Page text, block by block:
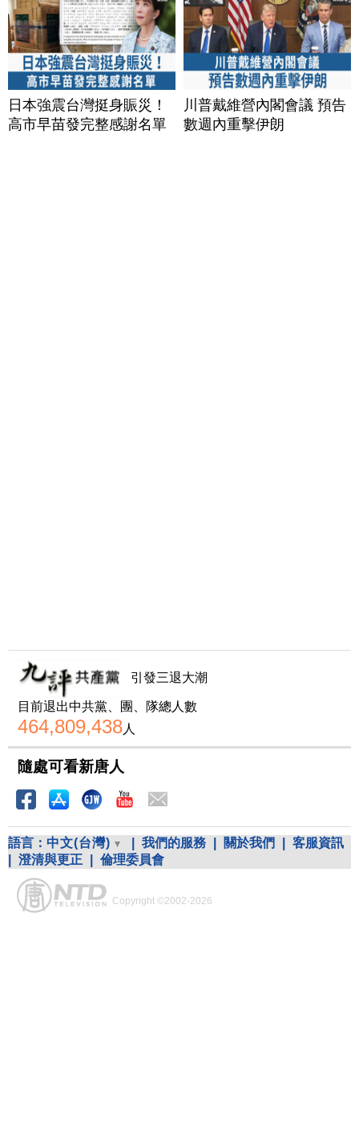
日本強震台灣挺身賑災！
高市早苗發完整感謝名單
川普戴維營內閣會議 預告
數週內重擊伊朗
引發三退大潮
目前退出中共黨、團、隊總人數
464,809,438人
隨處可看新唐人
語言： 中文(台灣) 我們的服務 關於我們
客服資訊
澄清與更正 倫理委員會
Copyright ©2002-2026